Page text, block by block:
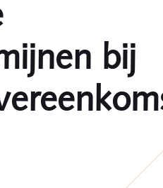
bij